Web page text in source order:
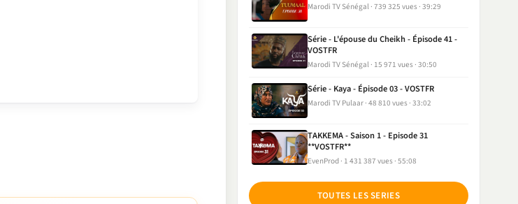
Marodi TV Sénégal 739 325 vues 39:29
Série - L'épouse du Cheikh - Épisode 41 -
VOSTFR
Marodi TV Sénégal 15 971 vues 30:50
Série - Kaya - Épisode 03 - VOSTFR
Marodi TV Pulaar 48 810 vues 33:02
TAKKEMA - Saison 1 - Episode 31
**VOSTFR**
EvenProd 1 431 387 vues 55:08
TOUTES LES SERIES